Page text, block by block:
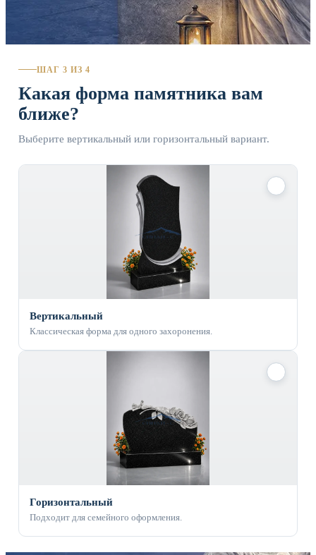
ШАГ 3 ИЗ 4
Какая форма памятника вам
ближе?
Выберите вертикальный или горизонтальный вариант.
Вертикальный
Классическая форма для одного захоронения.
Горизонтальный
Подходит для семейного оформления.